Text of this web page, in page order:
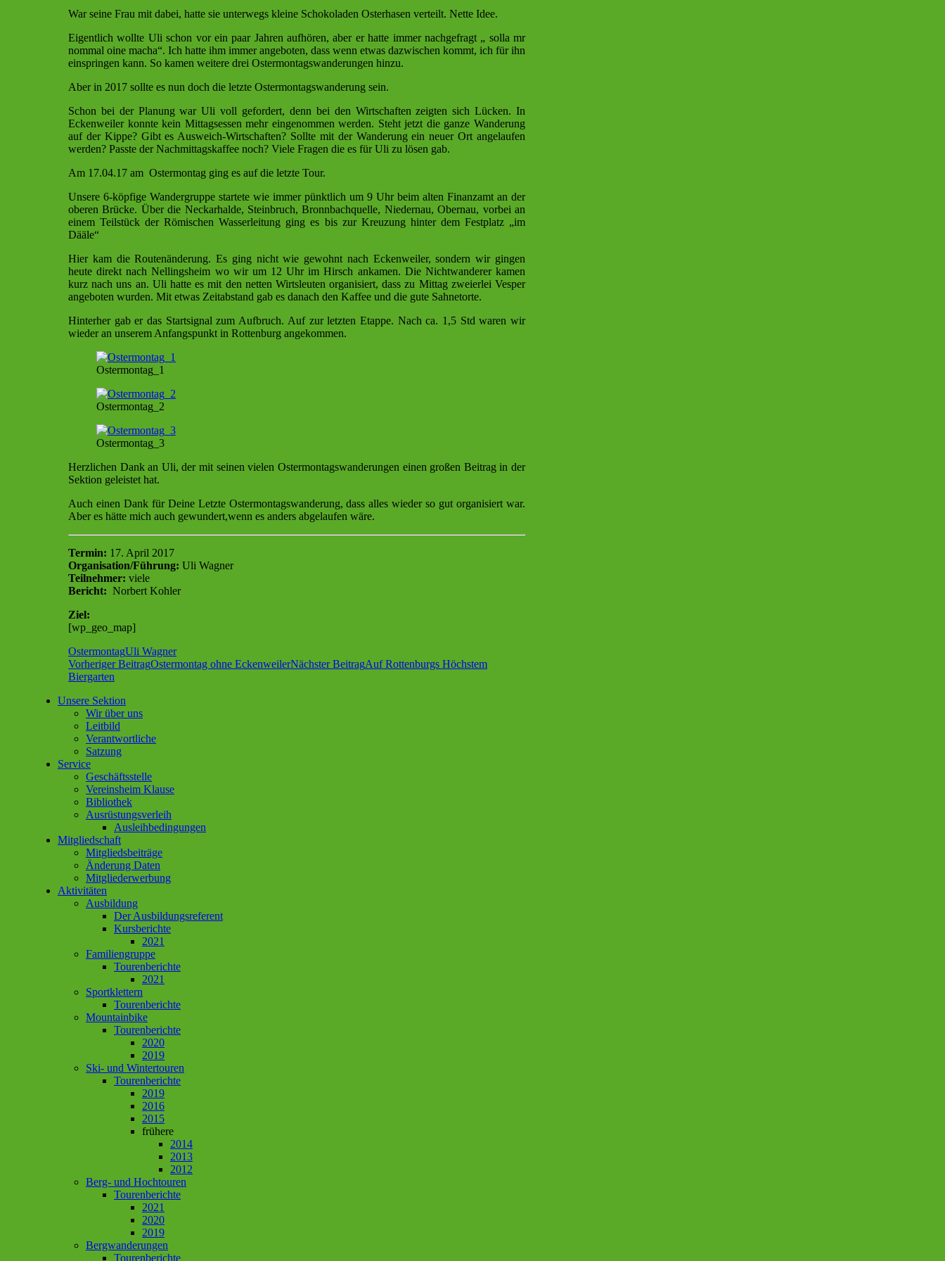
War seine Frau mit dabei, hatte sie unterwegs kleine Schokoladen Osterhasen verteilt. Nette Idee.
Eigentlich wollte Uli schon vor ein paar Jahren aufhören, aber er hatte immer nachgefragt „ solla mr
nommal oine macha“. Ich hatte ihm immer angeboten, dass wenn etwas dazwischen kommt, ich für ihn
einspringen kann. So kamen weitere drei Ostermontagswanderungen hinzu.
Aber in 2017 sollte es nun doch die letzte Ostermontagswanderung sein.
Schon bei der Planung war Uli voll gefordert, denn bei den Wirtschaften zeigten sich Lücken. In
Eckenweiler konnte kein Mittagsessen mehr eingenommen werden. Steht jetzt die ganze Wanderung
auf der Kippe? Gibt es Ausweich-Wirtschaften? Sollte mit der Wanderung ein neuer Ort angelaufen
werden? Passte der Nachmittagskaffee noch? Viele Fragen die es für Uli zu lösen gab.
Am 17.04.17 am Ostermontag ging es auf die letzte Tour.
Unsere 6-köpfige Wandergruppe startete wie immer pünktlich um 9 Uhr beim alten Finanzamt an der
oberen Brücke. Über die Neckarhalde, Steinbruch, Bronnbachquelle, Niedernau, Obernau, vorbei an
einem Teilstück der Römischen Wasserleitung ging es bis zur Kreuzung hinter dem Festplatz „im
Dääle“
Hier kam die Routenänderung. Es ging nicht wie gewohnt nach Eckenweiler, sondern wir gingen
heute direkt nach Nellingsheim wo wir um 12 Uhr im Hirsch ankamen. Die Nichtwanderer kamen
kurz nach uns an. Uli hatte es mit den netten Wirtsleuten organisiert, dass zu Mittag zweierlei Vesper
angeboten wurden. Mit etwas Zeitabstand gab es danach den Kaffee und die gute Sahnetorte.
Hinterher gab er das Startsignal zum Aufbruch. Auf zur letzten Etappe. Nach ca. 1,5 Std waren wir
wieder an unserem Anfangspunkt in Rottenburg angekommen.
Ostermontag_1
Ostermontag_2
Ostermontag_3
Herzlichen Dank an Uli, der mit seinen vielen Ostermontagswanderungen einen großen Beitrag in der
Sektion geleistet hat.
Auch einen Dank für Deine Letzte Ostermontagswanderung, dass alles wieder so gut organisiert war.
Aber es hätte mich auch gewundert,wenn es anders abgelaufen wäre.
Termin: 17. April 2017
Organisation/Führung: Uli Wagner
Teilnehmer: viele
Bericht: Norbert Kohler
Ziel:
[wp_geo_map]
OstermontagUli Wagner
Beitragsnavigation
Vorheriger BeitragOstermontag ohne EckenweilerNächster BeitragAuf Rottenburgs Höchstem
Biergarten
Sektion im Deutschen Alpenverein (DAV)
Unsere Sektion
Wir über uns
Leitbild
Verantwortliche
Satzung
Service
Geschäftsstelle
Vereinsheim Klause
Bibliothek
Ausrüstungsverleih
Ausleihbedingungen
Mitgliedschaft
Mitgliedsbeiträge
Änderung Daten
Mitgliederwerbung
Aktivitäten
Ausbildung
Der Ausbildungsreferent
Kursberichte
2021
Familiengruppe
Tourenberichte
2021
Sportklettern
Tourenberichte
Mountainbike
Tourenberichte
2020
2019
Ski- und Wintertouren
Tourenberichte
2019
2016
2015
frühere
2014
2013
2012
Berg- und Hochtouren
Tourenberichte
2021
2020
2019
Bergwanderungen
Tourenberichte